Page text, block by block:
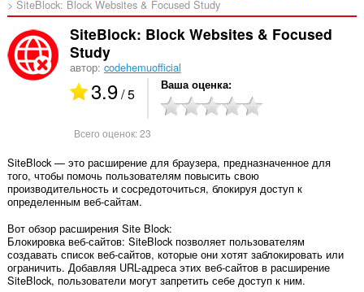
SiteBlock: Block Websites & Focused Study‎
SiteBlock: Block Websites & Focused
Study
автор: codehemuofficial
3.9/ 5 Ваша оценка
Всего оценок:23
SiteBlock — это расширение для браузера, предназначенное для
того, чтобы помочь пользователям повысить свою
производительность и сосредоточиться, блокируя доступ к
определенным веб-сайтам.
Вот обзор расширения Site Block:
Блокировка веб-сайтов: SiteBlock позволяет пользователям
создавать список веб-сайтов, которые они хотят заблокировать или
ограничить. Добавляя URL-адреса этих веб-сайтов в расширение
SiteBlock, пользователи могут запретить себе доступ к ним.